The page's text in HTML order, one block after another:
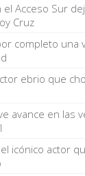
el Acceso Sur
Cruz
completo una
ebrio que
avance en las
icónico actor